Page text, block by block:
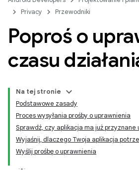
Privacy
Przewodniki
Poproś o
czasu
Na tej stronie
Podstawowe zasady
Proces wysyłania prośby o uprawnienia
Sprawdź, czy aplikacja ma już przyznane
Wyjaśnij, dlaczego Twoja aplikacja
Wyślij prośbę o uprawnienia